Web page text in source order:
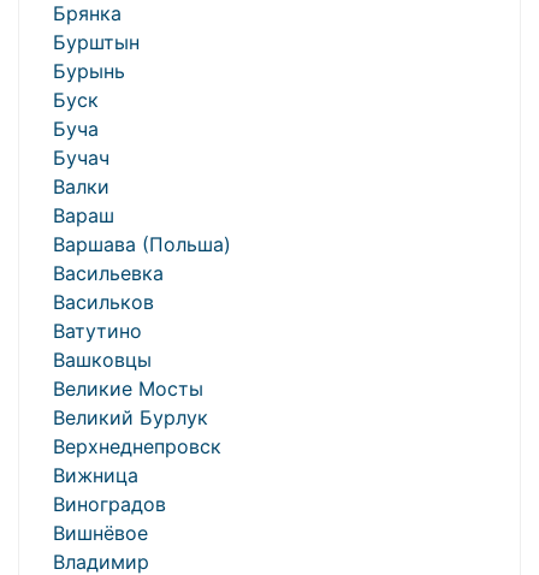
Брянка
Бурштын
Бурынь
Буск
Буча
Бучач
Валки
Вараш
Варшава (Польша)
Васильевка
Васильков
Ватутино
Вашковцы
Великие Мосты
Великий Бурлук
Верхнеднепровск
Вижница
Виноградов
Вишнёвое
Владимир